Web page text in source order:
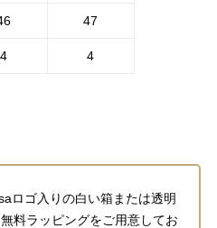
47
4 4
ロゴ入りの白い箱または透明
料ラッピングをご用意してお